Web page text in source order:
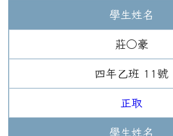
學生姓名
莊○豪
四年 乙班 11 號
正取
學生姓名